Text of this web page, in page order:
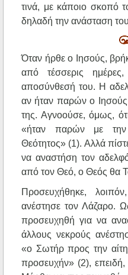
τινά, με κάποιο σκοπό
δηλαδή την ανάσταση
Όταν ήρθε ο Ιησούς,
από τέσσερις
αποσύνθεσή του. Η
αν ήταν παρών ο
της. Αγνοούσε, όμως,
«ήταν παρών με την
Θεότητος» (1). Αλλά
να αναστήση τον
από τον Θεό, ο Θεός θα
Προσευχήθηκε,
ανέστησε τον Λάζαρο.
προσευχηθή για να
άλλους νεκρούς
«ο Σωτήρ προς την
προσευχήν» (2),